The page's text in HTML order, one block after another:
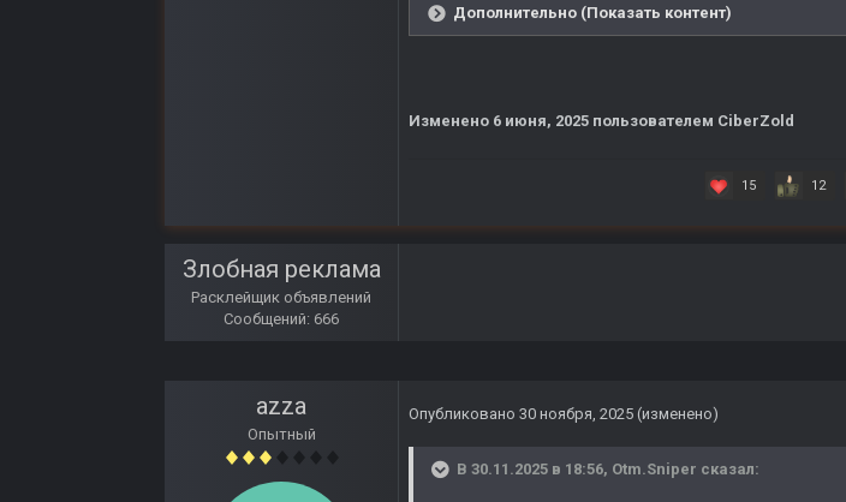
Дополнительно (Показать контент)
Изменено 6 июня, 2025 пользователем CiberZold
15 12
Злобная реклама
Расклейщик объявлений
Сообщений: 666
azza
Опытный
Опубликовано 30 ноября, 2025 (изменено)
В 30.11.2025 в 18:56, Otm.Sniper сказал: